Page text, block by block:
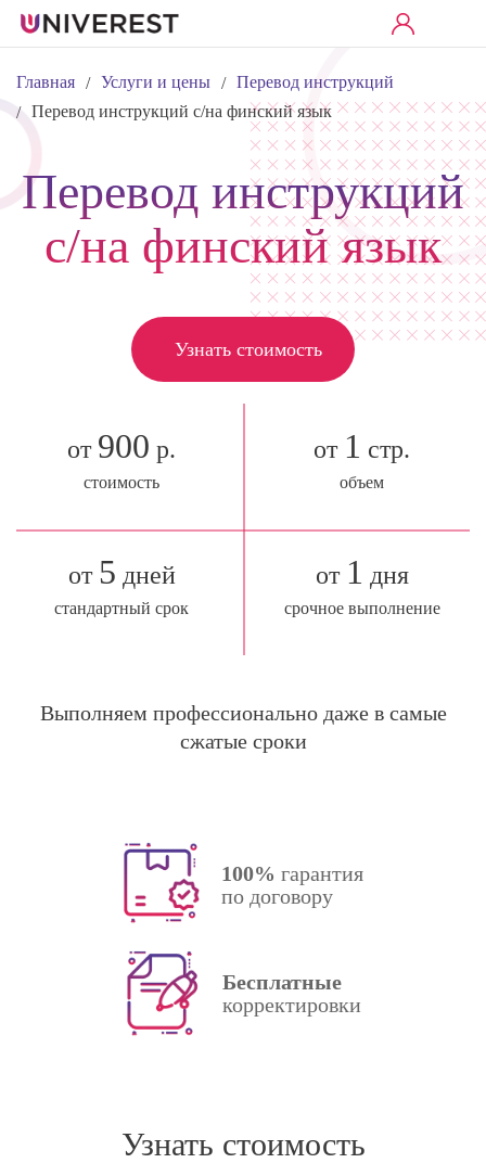
Главная / Услуги и цены / Перевод инструкций
/ Перевод инструкций с/на финский язык
Перевод инструкций
с/на финский язык
Узнать стоимость
от 900 р.
стоимость
от 1 стр.
объем
от 5 дней
стандартный срок
от 1 дня
срочное выполнение
Выполняем профессионально даже в самые
сжатые сроки
100% гарантия
по договору
Бесплатные
корректировки
Узнать стоимость